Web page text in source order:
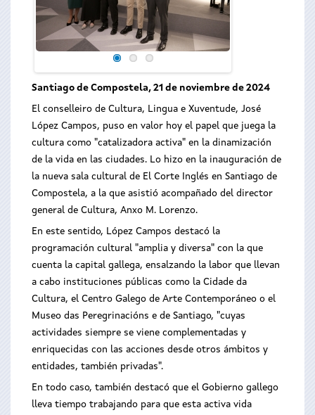
Santiago de Compostela, 21 de noviembre de 2024
El conselleiro de Cultura, Lingua e Xuventude, José
López Campos, puso en valor hoy el papel que juega la
cultura como "catalizadora activa" en la dinamización
de la vida en las ciudades. Lo hizo en la inauguración de
la nueva sala cultural de El Corte Inglés en Santiago de
Compostela, a la que asistió acompañado del director
general de Cultura, Anxo M. Lorenzo.
En este sentido, López Campos destacó la
programación cultural "amplia y diversa" con la que
cuenta la capital gallega, ensalzando la labor que llevan
a cabo instituciones públicas como la Cidade da
Cultura, el Centro Galego de Arte Contemporáneo o el
Museo das Peregrinacións e de Santiago, "cuyas
actividades siempre se viene complementadas y
enriquecidas con las acciones desde otros ámbitos y
entidades, también privadas".
En todo caso, también destacó que el Gobierno gallego
lleva tiempo trabajando para que esta activa vida